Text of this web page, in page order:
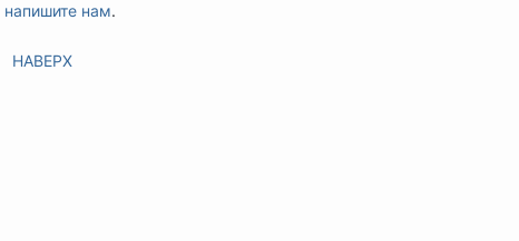
напишите нам.
НАВЕРХ